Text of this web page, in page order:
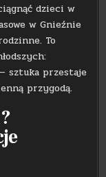
dzieci w
w Gnieźnie
To
sztuka przestaje
przygodą.